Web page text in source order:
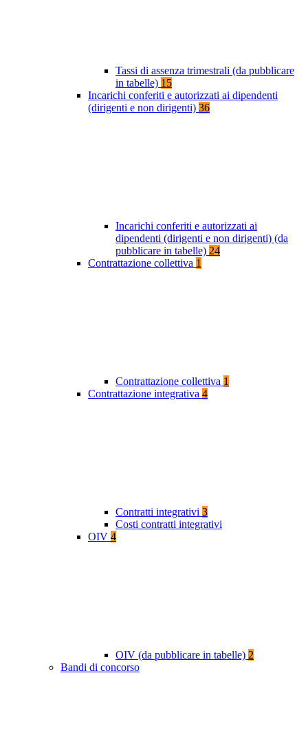
Tassi di assenza trimestrali (da pubblicare
in tabelle) 15
Incarichi conferiti e autorizzati ai dipendenti
(dirigenti e non dirigenti) 36
Incarichi conferiti e autorizzati ai
dipendenti (dirigenti e non dirigenti) (da
pubblicare in tabelle) 24
Contrattazione collettiva 1
Contrattazione collettiva 1
Contrattazione integrativa 4
Contratti integrativi 3
Costi contratti integrativi
OIV 4
OIV (da pubblicare in tabelle) 2
Bandi di concorso